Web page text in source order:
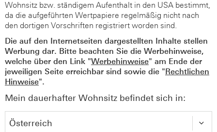
Wohnsitz bzw. ständigem Aufenthalt in den USA bestimmt,
da die aufgeführten Wertpapiere regelmäßig nicht nach
den dortigen Vorschriften registriert worden sind.
Die auf den Internetseiten dargestellten Inhalte stellen
Werbung dar. Bitte beachten Sie die Werbehinweise,
welche über den Link "Werbehinweise" am Ende der
jeweiligen Seite erreichbar sind sowie die "Rechtlichen
Hinweise".
Mein dauerhafter Wohnsitz befindet sich in: